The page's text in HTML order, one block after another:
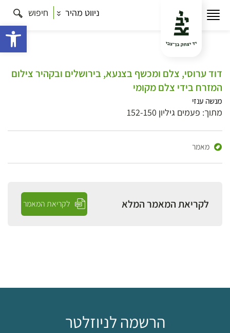
ניווט מהיר חיפוש
דוד ערוסי, צלם ומכשף בצנעא, בירושלים ובקהיר צילום
המזרח בידי צלם מקומי
מנשה ענזי
מתוך: פעמים גיליון 152-150
מאמר
לקריאת המאמר המלא לקריאת המאמר
הרשמה לניוזלטר